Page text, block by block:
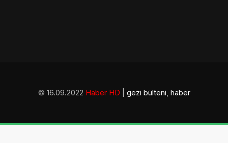
© 16.09.2022 Haber HD gezi bülteni, haber